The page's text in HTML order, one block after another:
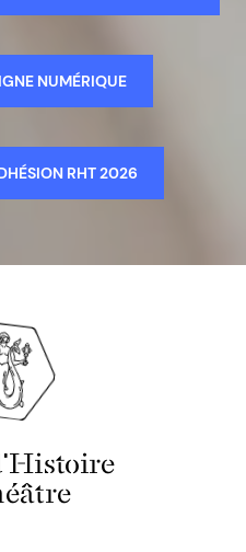
NUMÉRIQUE
RHT 2026